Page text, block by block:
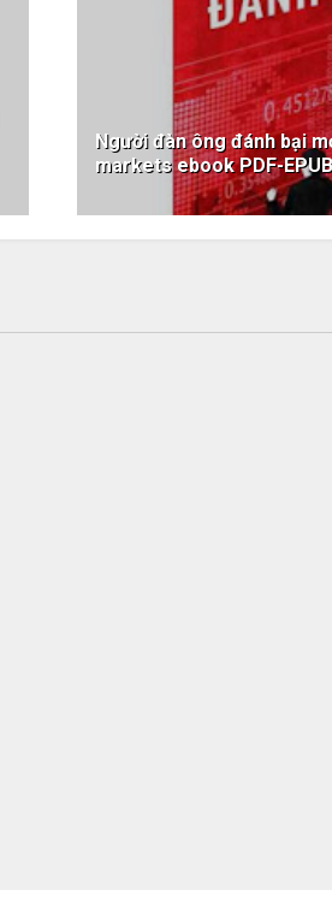
Người đàn ông đánh bại
markets ebook PDF-